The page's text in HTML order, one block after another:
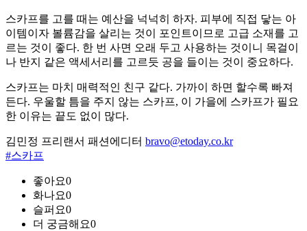
스카프를 고를 때는 예산을 넉넉히 하자. 피부에 직접 닿는 아
이템이자 볼륨감을 살리는 것이 포인트이므로 고급 소재를 고
르는 것이 좋다. 한 번 사면 오래 두고 사용하는 것이니 목걸이
나 반지 같은 액세서리를 고르듯 공을 들이는 것이 중요하다.
스카프는 마치 매력적인 친구 같다. 가까이 하면 할수록 빠져
든다. 우울할 틈을 주지 않는 스카프, 이 가을에 스카프가 필요
한 이유는 끝도 없이 많다.
김민정 프리랜서 패션에디터 bravo@etoday.co.kr
#스카프
좋아요0
화나요0
슬퍼요0
더 궁금해요0